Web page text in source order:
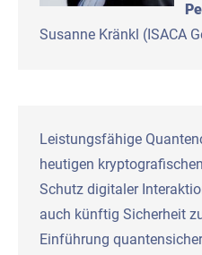
Susanne Kränkl (ISACA
Leistungsfähige
heutigen
Schutz digitaler
auch künftig Sicherheit
Einführung